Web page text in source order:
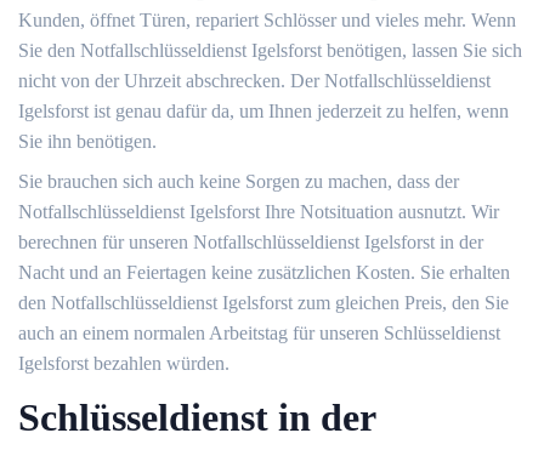
Kunden, öffnet Türen, repariert Schlösser und vieles mehr. Wenn
Sie den Notfallschlüsseldienst Igelsforst benötigen, lassen Sie sich
nicht von der Uhrzeit abschrecken. Der Notfallschlüsseldienst
Igelsforst ist genau dafür da, um Ihnen jederzeit zu helfen, wenn
Sie ihn benötigen.
Sie brauchen sich auch keine Sorgen zu machen, dass der
Notfallschlüsseldienst Igelsforst Ihre Notsituation ausnutzt. Wir
berechnen für unseren Notfallschlüsseldienst Igelsforst in der
Nacht und an Feiertagen keine zusätzlichen Kosten. Sie erhalten
den Notfallschlüsseldienst Igelsforst zum gleichen Preis, den Sie
auch an einem normalen Arbeitstag für unseren Schlüsseldienst
Igelsforst bezahlen würden.
Schlüsseldienst in der